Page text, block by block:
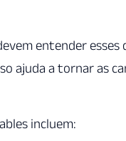
entender esses
ajuda a tornar as
incluem: